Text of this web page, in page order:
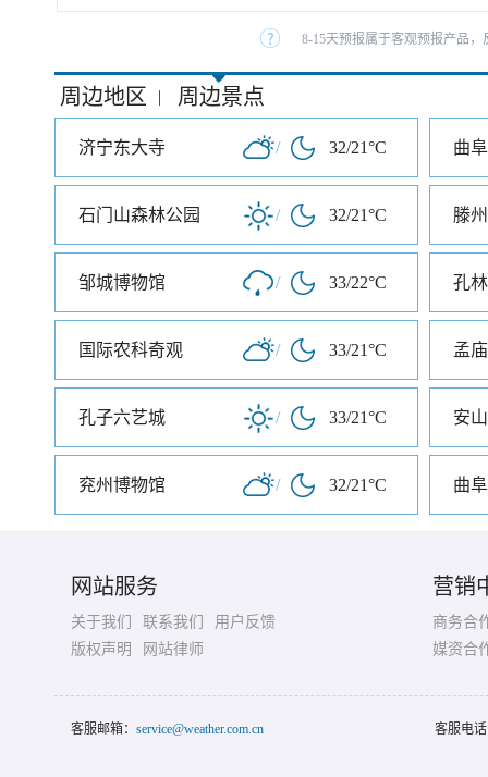
8-15天预报属于客观预报产品
周边地区 | 周边景点
济宁东大寺 / 32/21°C 曲
石门山森林公园 / 32/21°C
邹城博物馆 / 33/22°C 孔
国际农科奇观 / 33/21°C 孟庙
孔子六艺城 / 33/21°C 安
兖州博物馆 / 32/21°C 曲
网站服务
关于我们 联系我们
用户反馈
版权声明
网站律师
营销
商务合
媒资合
客服邮箱： service@weather.com.cn 客服电